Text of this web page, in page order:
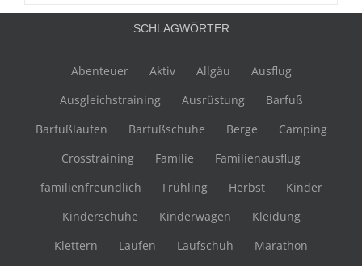
SCHLAGWÖRTER
Abenteuer Aktiv Allgäu
Ausflug
Ausgleichstraining
Ausrüstung
Barfuß
Barfußlaufen
Barfußschuhe Berge
Camping
Crosstraining
Familie
Familienausflug
familienfreundlich
Frühling Herbst
Kinder
Kinderschuhe
Kinderwagen
Kleidung
Klettern
Laufen Laufschuh
Marathon